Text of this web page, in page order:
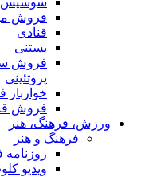
فروش
قنادی
بستنی
فروش
پروتئینی
فروش
ورزش، فرهنگ، هنر
فرهنگ و هنر
ویدیو